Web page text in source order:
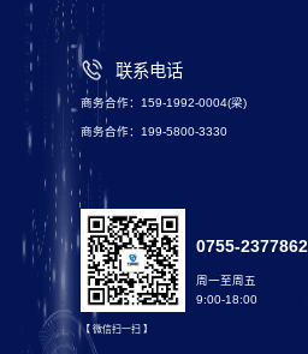
联系电话
商务合作：159-1992-0004(梁)
商务合作：199-5800-3330
【 微信扫一扫 】
0755-
周一至周五
9:00-18:00